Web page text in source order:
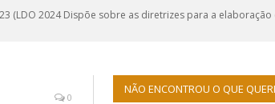
(LDO 2024 Dispõe sobre as diretrizes para a elaboração
0
NÃO ENCONTROU O QUE